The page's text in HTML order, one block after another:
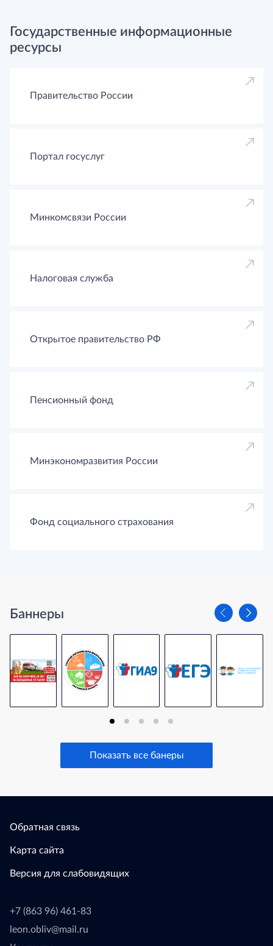
Государственные информационные
ресурсы
Правительство России
Портал госуслуг
Минкомсвязи России
Налоговая служба
Открытое правительство РФ
Пенсионный фонд
Минэкономразвития России
Фонд социального страхования
Баннеры
Показать все банеры
Обратная связь
Карта сайта
Версия для слабовидящих
+7 (863 96) 461-83
leon.obliv@mail.ru